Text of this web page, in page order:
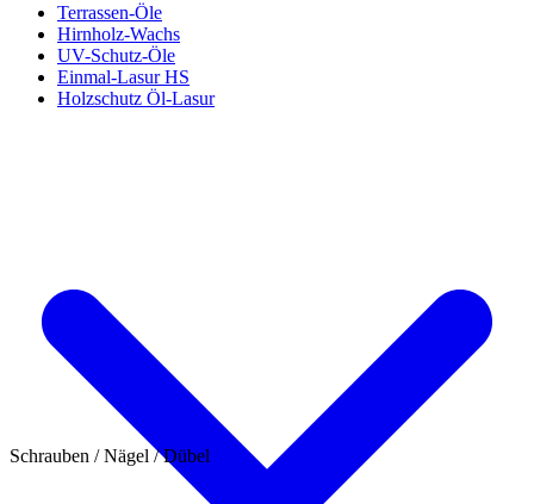
Terrassen-Öle
Hirnholz-Wachs
UV-Schutz-Öle
Einmal-Lasur HS
Holzschutz Öl-Lasur
Schrauben / Nägel / Dübel